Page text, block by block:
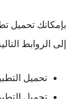
بإمكانك تحميل
إلى الروابط
تحميل
تحميل